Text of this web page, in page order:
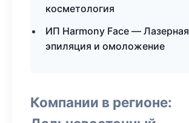
косметология
ИП Harmony Face — Лазерная
эпиляция и омоложение
Компании в регионе: